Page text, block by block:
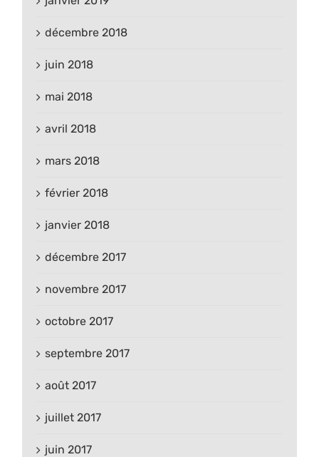
décembre 2018
juin 2018
mai 2018
avril 2018
mars 2018
février 2018
janvier 2018
décembre 2017
novembre 2017
octobre 2017
septembre 2017
août 2017
juillet 2017
juin 2017